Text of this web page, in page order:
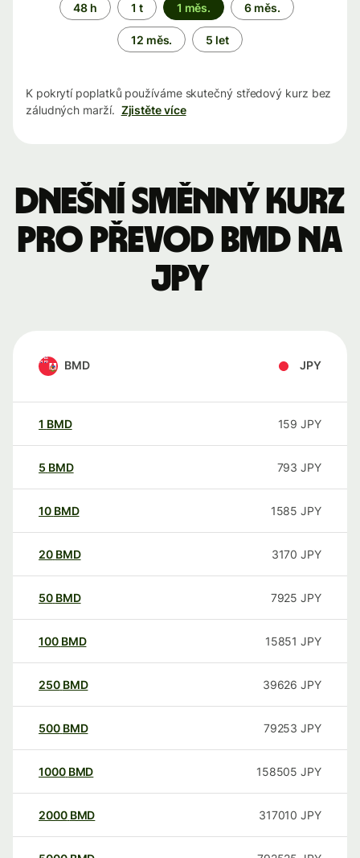
období
48 h 1 t 1 měs. 6 měs.
12 měs. 5 let
K pokrytí poplatků používáme skutečný středový kurz bez
záludných marží. Zjistěte více
Dnešní směnný kurz
pro převod BMD na
JPY
BMD JPY
1 BMD 159 JPY
5 BMD 793 JPY
10 BMD 1585 JPY
20 BMD 3170 JPY
50 BMD 7925 JPY
100 BMD 15851 JPY
250 BMD 39626 JPY
500 BMD 79253 JPY
1000 BMD 158505 JPY
2000 BMD 317010 JPY